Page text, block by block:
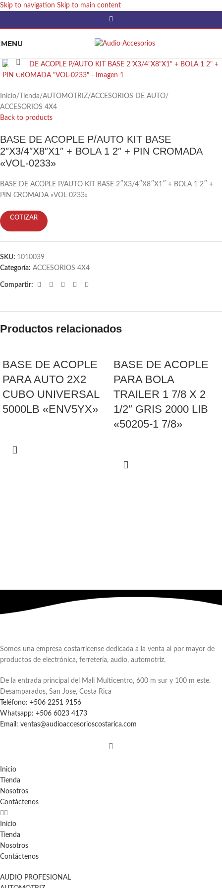
Skip to navigation Skip to main content
MENU
Click to enlarge
Inicio/ Tienda/AUTOMOTRIZ/ACCESORIOS DE AUTO/
ACCESORIOS 4X4
Back to products
BASE DE ACOPLE P/AUTO KIT BASE
2″X3/4″X8″X1″ + BOLA 1 2″ + PIN CROMADA
«VOL-0233»
BASE DE ACOPLE P/AUTO KIT BASE 2″X3/4″X8″X1″ + BOLA 1 2″ +
PIN CROMADA «VOL-0233»
COTIZAR
SKU: 1010039
Categoría: ACCESORIOS 4X4
Compartir:
Productos relacionados
BASE DE ACOPLE
PARA AUTO 2X2
CUBO UNIVERSAL
5000LB «ENV5YX»
BASE DE ACOPLE
PARA BOLA
TRAILER 1 7/8 X 2
1/2″ GRIS 2000 LIB
«50205-1 7/8»
Somos una empresa costarricense dedicada a la venta al por mayor de
productos de electrónica, ferretería, audio, automotriz.
De la entrada principal del Mall Multicentro, 600 m sur y 100 m este.
Desamparados, San Jose, Costa Rica
Teléfono: +506 2251 9156
Whatsapp: +506 6023 4173
Email: ventas@audioaccesorioscostarica.com
Inicio
Tienda
Nosotros
Contáctenos
Inicio
Tienda
Nosotros
Contáctenos
AUDIO PROFESIONAL